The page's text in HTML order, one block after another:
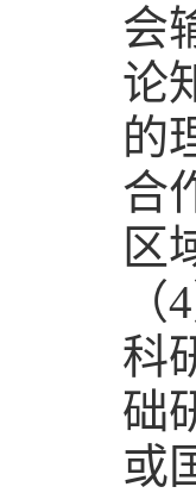
会
论
的
合
区
（4
科
础
或